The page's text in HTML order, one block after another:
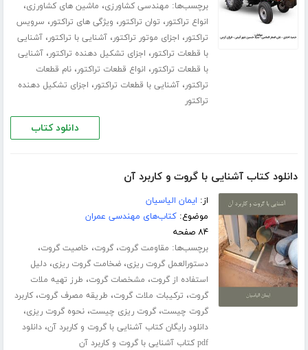
برچسب‌ها: مهندسی کشاورزی، ماشین های کشاورزی،
انواع تراکتور، توان تراکتور، ویژگی های تراکتور، سرویس
تراکتور، اجزای موتور تراکتور،آشنایی با تراکتور،آشنایی
با قطعات تراکتور، اجزای تشکیل دهنده تراکتور،آشنایی
با قطعات تراکتور، انواع قطعات تراکتور،نام قطعات
تراکتور،آشنایی با قطعات تراکتور، اجزای تشکیل دهنده
تراکتور
دانلود کتاب
دانلود کتاب آشنایی با گروت و کاربرد آن
از: ایمان الیاسیان
موضوع:کتاب‌های مهندسی عمران
۸۴ صفحه
برچسب‌ها: مقاومت گروت،گروت، خاصیت گروت،
دستورالعمل گروت ریزی،ضخامت گروت ریزی،دلیل
استفاده از گروت، مشخصات گروت، طرز تهیه ملات
گروت، ترکیبات ملات گروت، طریقه مصرف گروت،کاربرد
گروت چیست،گروت ریزی چیست،نحوه گروت ریزی،
دانلود رایگان کتاب آشنایی با گروت و کاربرد آن،دانلود
pdf کتاب آشنایی با گروت و کاربرد آن